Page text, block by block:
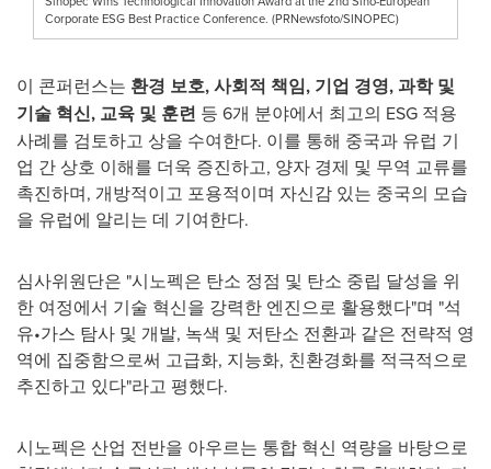
Corporate ESG Best Practice Conference. (PRNewsfoto/SINOPEC)
이 콘퍼런스는 환경 보호, 사회적 책임, 기업 경영, 과학 및
기술 혁신, 교육 및 훈련 등 6개 분야에서 최고의 ESG 적용
사례를 검토하고 상을 수여한다. 이를 통해 중국과 유럽 기
업 간 상호 이해를 더욱 증진하고, 양자 경제 및 무역 교류를
촉진하며, 개방적이고 포용적이며 자신감 있는 중국의 모습
을 유럽에 알리는 데 기여한다.
심사위원단은 "시노펙은 탄소 정점 및 탄소 중립 달성을 위
한 여정에서 기술 혁신을 강력한 엔진으로 활용했다"며 "석
유•가스 탐사 및 개발, 녹색 및 저탄소 전환과 같은 전략적 영
역에 집중함으로써 고급화, 지능화, 친환경화를 적극적으로
추진하고 있다"라고 평했다.
시노펙은 산업 전반을 아우르는 통합 혁신 역량을 바탕으로